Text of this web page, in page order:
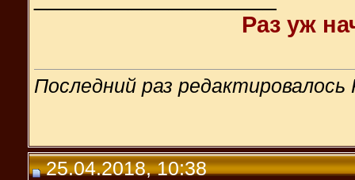
Раз уж
Последний раз
25.04.2018, 10:38